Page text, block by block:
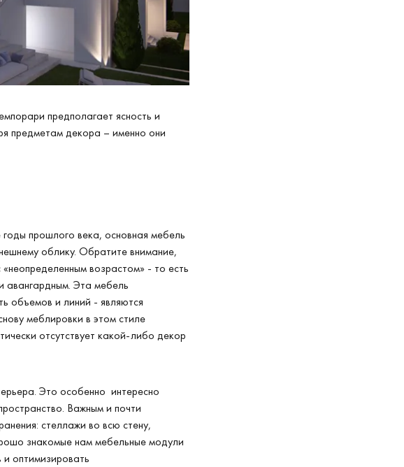
предполагает ясность и
предметам декора – именно они
прошлого века, основная мебель
облику. Обратите внимание,
возрастом» - то есть
авангардным. Эта мебель
объемов и линий - являются
меблировки в этом стиле
отсутствует какой-либо декор
Это особенно интересно
Важным и почти
стеллажи во всю стену,
знакомые нам мебельные модули
оптимизировать